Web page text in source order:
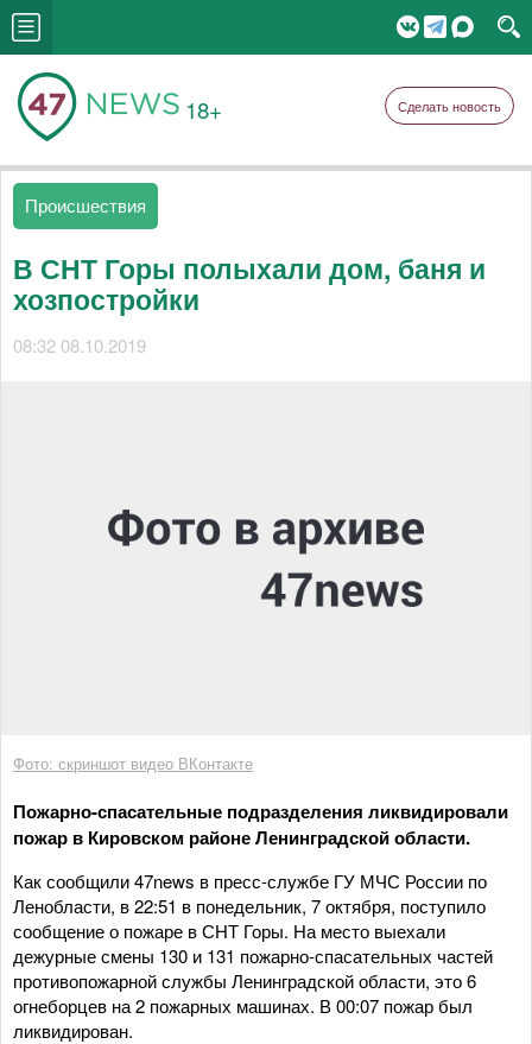
18+ Сделать новость
Происшествия
В СНТ Горы полыхали дом, баня и
хозпостройки
08:32 08.10.2019
Фото: скриншот видео ВКонтакте
Пожарно-спасательные подразделения ликвидировали
пожар в Кировском районе Ленинградской области.
Как сообщили 47news в пресс-службе ГУ МЧС России по
Ленобласти, в 22:51 в понедельник, 7 октября, поступило
сообщение о пожаре в СНТ Горы. На место выехали
дежурные смены 130 и 131 пожарно-спасательных частей
противопожарной службы Ленинградской области, это 6
огнеборцев на 2 пожарных машинах. В 00:07 пожар был
ликвидирован.